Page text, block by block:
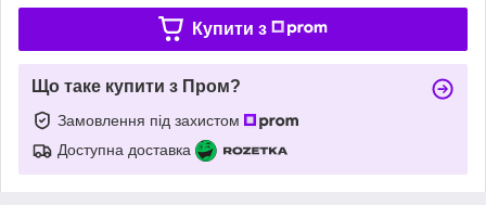
Купити з
Що таке купити з Пром?
Замовлення під захистом
Доступна доставка